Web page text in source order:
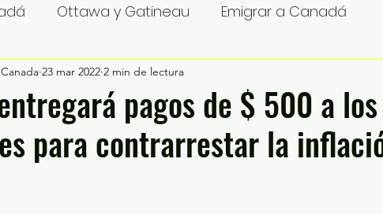
Ottawa y Gatineau Emigrar a Canadá
pagos de $ 500 a los
para contrarrestar la
23 mar 2022 2 min de lectura